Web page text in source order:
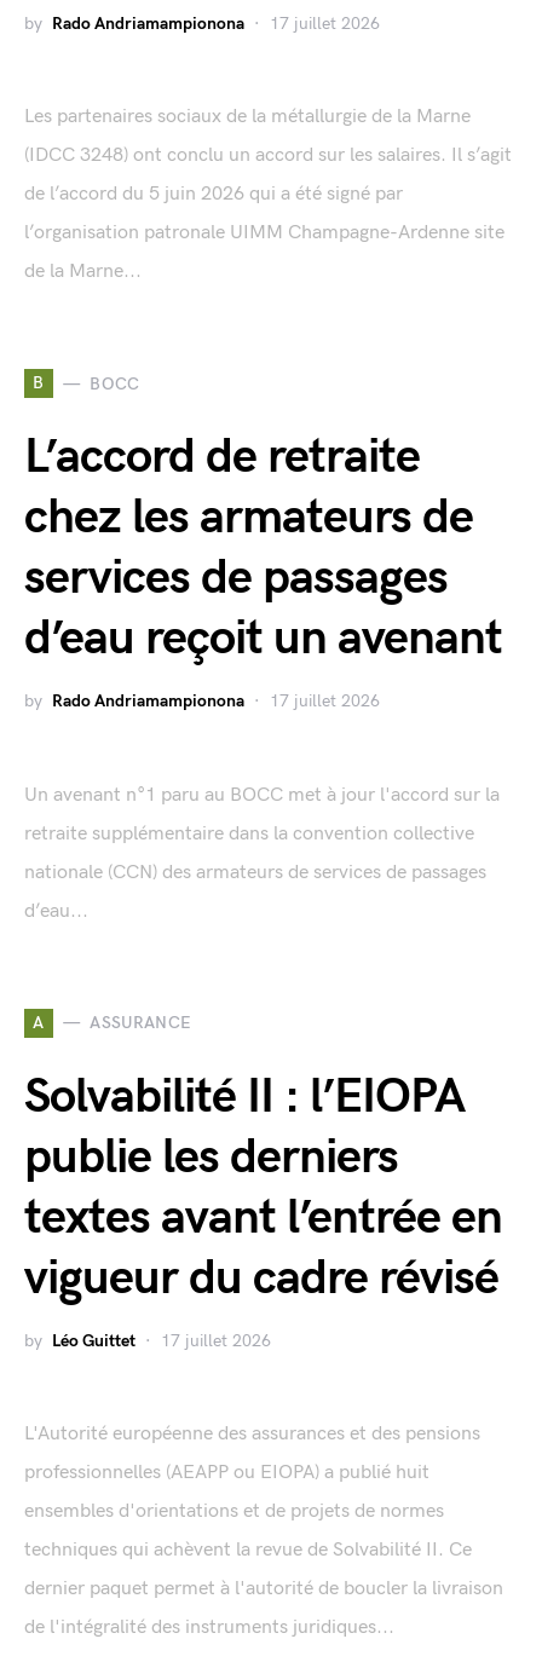
by Rado Andriamampionona 17 juillet 2026
Les partenaires sociaux de la métallurgie de la Marne
(IDCC 3248) ont conclu un accord sur les salaires. Il s’agit
de l’accord du 5 juin 2026 qui a été signé par
l’organisation patronale UIMM Champagne-Ardenne site
de la Marne...
B BOCC
L’accord de retraite
chez les armateurs de
services de passages
d’eau reçoit un avenant
by Rado Andriamampionona 17 juillet 2026
Un avenant n°1 paru au BOCC met à jour l'accord sur la
retraite supplémentaire dans la convention collective
nationale (CCN) des armateurs de services de passages
d’eau...
A ASSURANCE
Solvabilité II : l’EIOPA
publie les derniers
textes avant l’entrée en
vigueur du cadre révisé
by Léo Guittet 17 juillet 2026
L'Autorité européenne des assurances et des pensions
professionnelles (AEAPP ou EIOPA) a publié huit
ensembles d'orientations et de projets de normes
techniques qui achèvent la revue de Solvabilité II. Ce
dernier paquet permet à l'autorité de boucler la livraison
de l'intégralité des instruments juridiques...